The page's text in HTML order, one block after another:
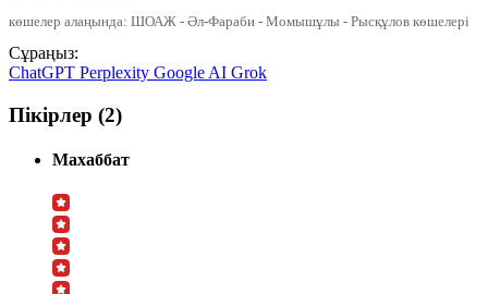
көшелер алаңында: ШОАЖ - Әл-Фараби - Момышұлы - Рысқұлов көшелері
Сұраңыз:
ChatGPT Perplexity Google AI Grok
Пікірлер (2)
Махаббат